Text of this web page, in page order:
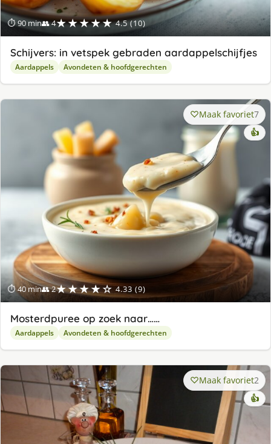
⏱ 90 min👥 4★★★★★ 4.5 (10)
Schijvers: in vetspek gebraden aardappelschijfjes
Aardappels Avondeten & hoofdgerechten
⏱ 40 min👥 2★★★★☆ 4.33 (9)
Maak favoriet7
👍
Mosterdpuree op zoek naar……
Aardappels Avondeten & hoofdgerechten
Maak favoriet2
👍